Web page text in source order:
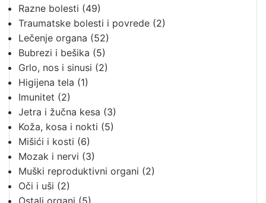
Razne bolesti (49)
Traumatske bolesti i povrede (2)
Lečenje organa (52)
Bubrezi i bešika (5)
Grlo, nos i sinusi (2)
Higijena tela (1)
Imunitet (2)
Jetra i žučna kesa (3)
Koža, kosa i nokti (5)
Mišići i kosti (6)
Mozak i nervi (3)
Muški reproduktivni organi (2)
Oči i uši (2)
Ostali organi (5)